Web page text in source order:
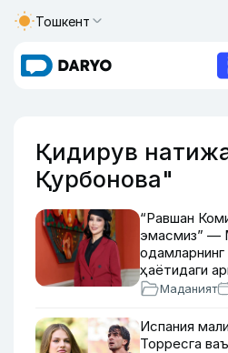
Тошкент
Қидирув
Қурбонова"
“Равшан
эмасмиз” —
одамларнинг
ҳаётидаги
Маданият
Испания
Торресга